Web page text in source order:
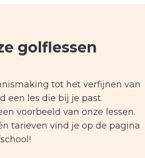
golflessen
tot het verfijnen van
een les die bij je past.
voorbeeld van onze lessen.
tarieven vind je op de pagina